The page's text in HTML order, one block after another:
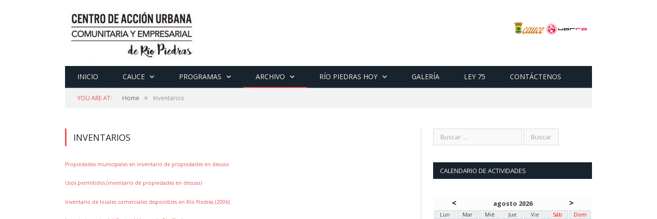
INICIO CAUCE PROGRAMAS ARCHIVO RÍO PIEDRAS HOY GALERÍA LEY 75 CONTÁCTENOS
YOU ARE AT: Home » Inventarios
INVENTARIOS
Propiedades municipales en inventario de propiedades en desuso
Usos permitidos (inventario de propiedades en desuso)
Inventario de locales comerciales disponibles en Río Piedras (2006)
CALENDARIO DE ACTIVIDADES
< agosto 2026 >
Lun Mar Mié Jue Vie Sáb Dom